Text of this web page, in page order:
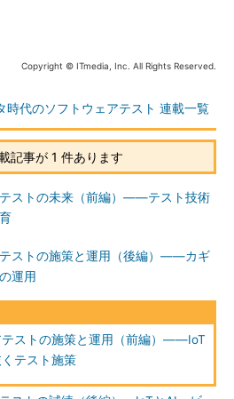
Copyright © ITmedia, Inc. All Rights Reserved.
時代のソフトウェアテスト 連載一覧
記事が 1 件あります
ストの未来（前編）――テスト技術
ストの施策と運用（後編）――カギ
運用
テストの施策と運用（前編）――IoT
テスト施策